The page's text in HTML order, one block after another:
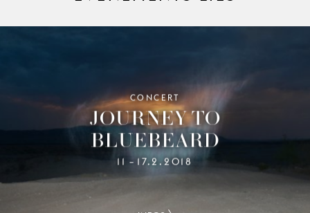
CONCERT
JOURNEY TO
BLUEBEARD
11 – 17.2.2018